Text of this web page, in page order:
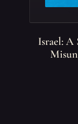
Israel: A